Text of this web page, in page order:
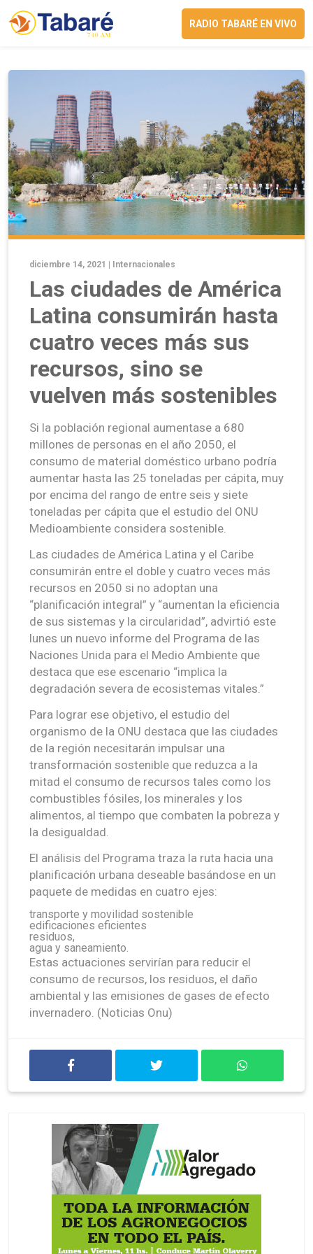
RADIO TABARÉ EN VIVO
diciembre 14, 2021 | Internacionales
Las ciudades de América
Latina consumirán hasta
cuatro veces más sus
recursos, sino se
vuelven más sostenibles
Si la población regional aumentase a 680
millones de personas en el año 2050, el
consumo de material doméstico urbano podría
aumentar hasta las 25 toneladas per cápita, muy
por encima del rango de entre seis y siete
toneladas per cápita que el estudio del ONU
Medioambiente considera sostenible.
Las ciudades de América Latina y el Caribe
consumirán entre el doble y cuatro veces más
recursos en 2050 si no adoptan una
“planificación integral” y “aumentan la eficiencia
de sus sistemas y la circularidad”, advirtió este
lunes un nuevo informe del Programa de las
Naciones Unida para el Medio Ambiente que
destaca que ese escenario “implica la
degradación severa de ecosistemas vitales.”
Para lograr ese objetivo, el estudio del
organismo de la ONU destaca que las ciudades
de la región necesitarán impulsar una
transformación sostenible que reduzca a la
mitad el consumo de recursos tales como los
combustibles fósiles, los minerales y los
alimentos, al tiempo que combaten la pobreza y
la desigualdad.
El análisis del Programa traza la ruta hacia una
planificación urbana deseable basándose en un
paquete de medidas en cuatro ejes:
transporte y movilidad sostenible
edificaciones eficientes
residuos,
agua y saneamiento.
Estas actuaciones servirían para reducir el
consumo de recursos, los residuos, el daño
ambiental y las emisiones de gases de efecto
invernadero. (Noticias Onu)